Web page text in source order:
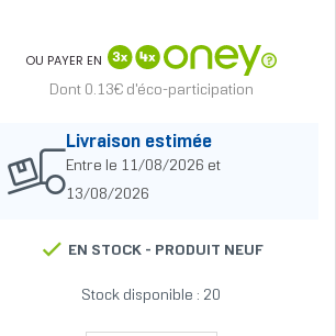
OU PAYER EN
Dont 0.13€ d'éco-participation
Livraison estimée
Entre le 11/08/2026 et
13/08/2026
EN STOCK - PRODUIT NEUF
Stock disponible : 20